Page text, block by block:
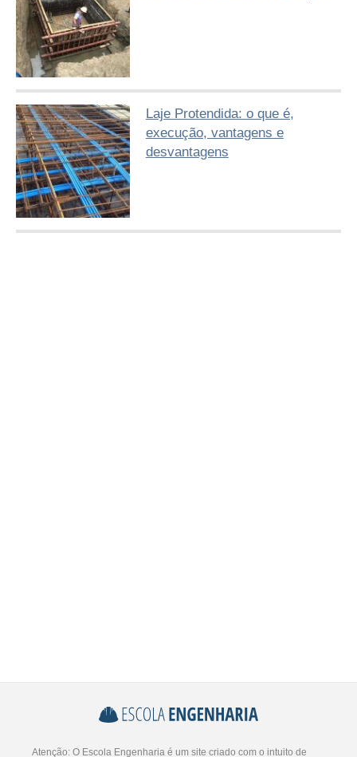
Laje Protendida: o que é,
execução, vantagens e
desvantagens
Atenção: O Escola Engenharia é um site criado com o intuito de